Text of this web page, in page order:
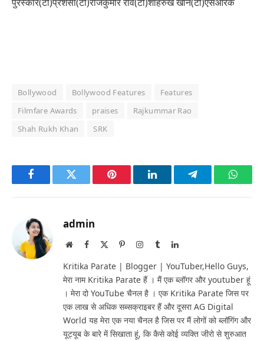
Bollywood Bollywood Features
Features
Filmfare Awards
praises
Rajkummar Rao
Shah Rukh Khan
SRK
FacebookTwitter Pinterest LinkedInTelegram
admin
WebsiteFacebook PinterestInstagram
TumblrLinkedIn
Kritika Parate | Blogger | YouTuber,Hello Guys,
मेरा नाम Kritika Parate हैं । मैं एक ब्लॉगर और youtuber हूं
। मेरा दो YouTube चैनल है । एक Kritika Parate जिस पर
एक लाख से अधिक सब्सक्राइबर हैं और दूसरा AG Digital
World यह मेरा एक नया चैनल है जिस पर मैं लोगों को ब्लॉगिंग और
यूट्यूब के बारे में सिखाता हूं, कि कैसे कोई व्यक्ति जीरो से शुरुआत